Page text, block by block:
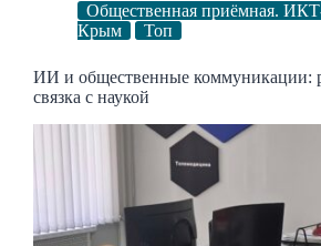
Общественная приёмная.
Крым
Топ
ИИ и общественные коммуникации:
связка с наукой